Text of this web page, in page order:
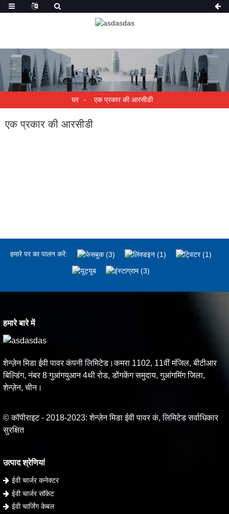
घर एक प्रकार की आरसीडी
एक प्रकार की आरसीडी
हमारे पर का पालन करें:
हमारे बारे में
शेन्ज़ेन मिडा ईवी पावर कंपनी लिमिटेड।कमरा 1102, 11वीं मंजिल, बीटीआर
बिल्डिंग, नंबर 8 गुआंगयुआन 4थी रोड, डोंगकेंग समुदाय, गुआंगमिंग जिला,
शेन्ज़ेन, चीन।
© कॉपीराइट - 2018-2023: शेन्ज़ेन मिडा ईवी पावर कं, लिमिटेड सर्वाधिकार
सुरक्षित
उत्पाद श्रेणियां
ईवी चार्जर कनेक्टर
ईवी चार्जर सॉकेट
ईवी चार्जिंग केबल